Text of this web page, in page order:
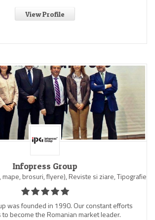
View Profile
Infopress Group
mape, brosuri, flyere), Reviste si ziare, Tipografie
was founded in 1990. Our constant efforts
to become the Romanian market leader.